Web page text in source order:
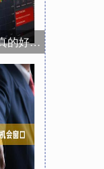
展鹏配资 别这样P图了，真的好假！